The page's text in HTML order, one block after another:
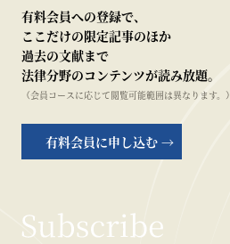
有料会員への登録で、
ここだけの限定記事のほか
過去の文献まで
法律分野のコンテンツが読み放題。
（会員コースに応じて閲覧可能範囲は異なります。）
有料会員に申し込む →